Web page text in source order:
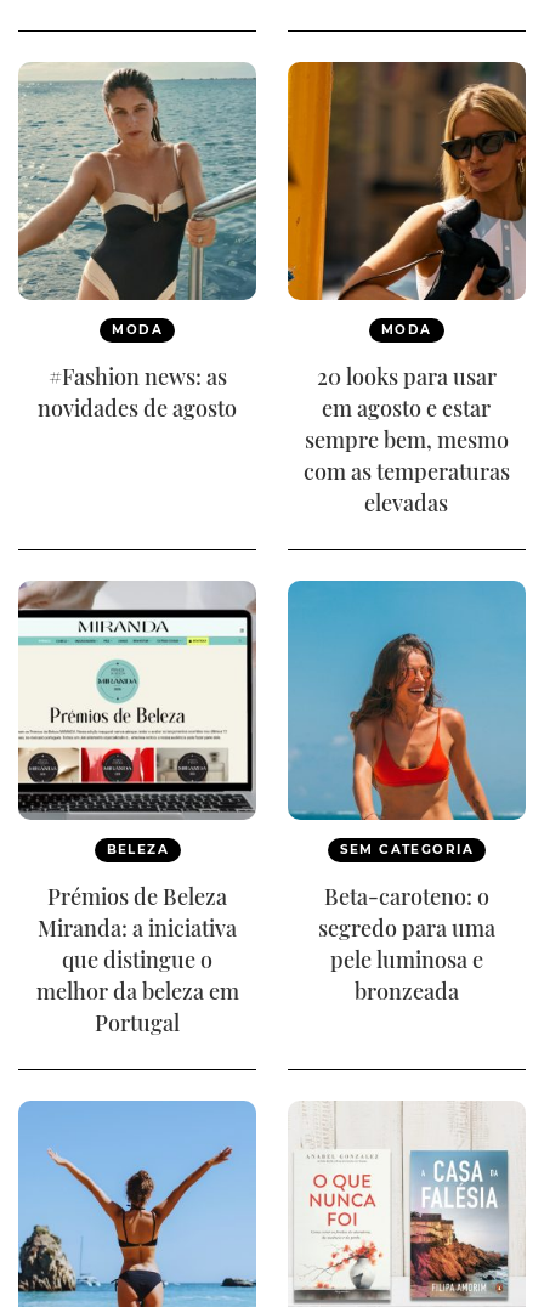
MODA
#Fashion news: as
novidades de agosto
MODA
20 looks para usar
em agosto e estar
sempre bem, mesmo
com as temperaturas
elevadas
BELEZA
Prémios de Beleza
Miranda: a iniciativa
que distingue o
melhor da beleza em
Portugal
SEM CATEGORIA
Beta-caroteno: o
segredo para uma
pele luminosa e
bronzeada